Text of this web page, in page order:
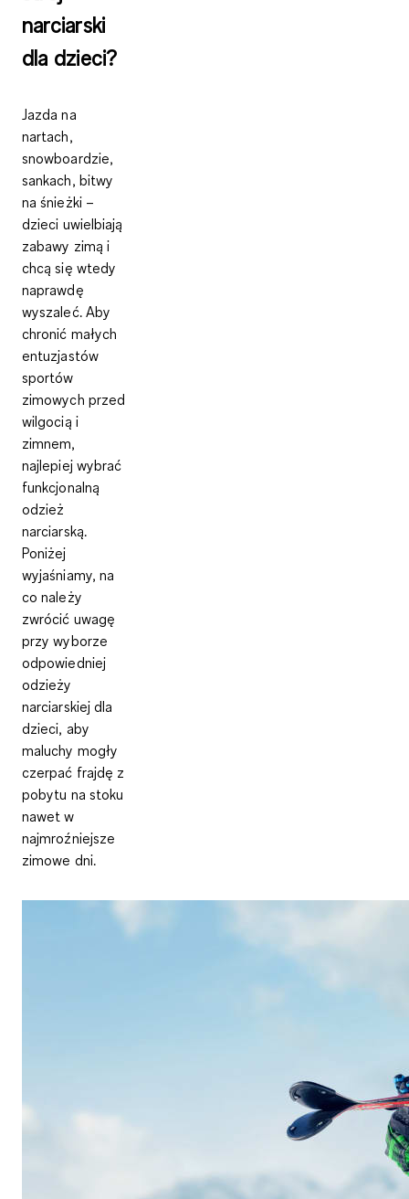
narciarski
dla dzieci?
Jazda na
nartach,
snowboardzie,
sankach, bitwy
na śnieżki –
dzieci uwielbiają
zabawy zimą i
chcą się wtedy
naprawdę
wyszaleć. Aby
chronić małych
entuzjastów
sportów
zimowych przed
wilgocią i
zimnem,
najlepiej wybrać
funkcjonalną
odzież
narciarską.
Poniżej
wyjaśniamy, na
co należy
zwrócić uwagę
przy wyborze
odpowiedniej
odzieży
narciarskiej dla
dzieci, aby
maluchy mogły
czerpać frajdę z
pobytu na stoku
nawet w
najmroźniejsze
zimowe dni.